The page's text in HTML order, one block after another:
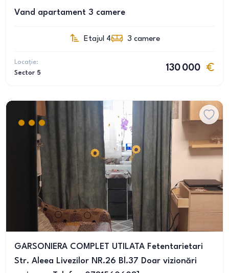
Vand apartament 3 camere
Etajul 4 3 camere
Locație:
Sector 5
130 000
GARSONIERA COMPLET UTILATA Fetentarietari
Str. Aleea Livezilor NR.26 Bl.37 Doar vizionări